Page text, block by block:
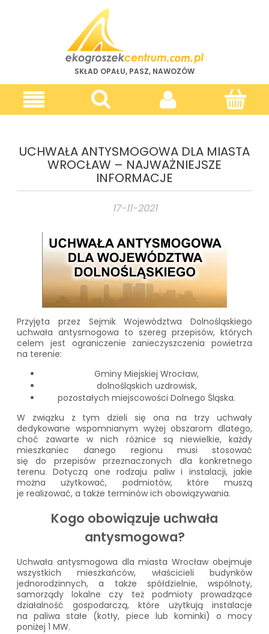
SKŁAD OPAŁU, PASZ, NAWOZÓW
UCHWAŁA ANTYSMOGOWA DLA MIASTA
WROCŁAW – NAJWAŻNIEJSZE
INFORMACJE
17-11-2021
Przyjęta przez Sejmik Województwa Dolnośląskiego
uchwała antysmogowa to szereg przepisów, których
celem jest ograniczenie zanieczyszczenia powietrza
na terenie:
Gminy Miejskiej Wrocław,
dolnośląskich uzdrowisk,
pozostałych miejscowości Dolnego Śląska.
W związku z tym dzieli się ona na trzy uchwały
dedykowane wspomnianym wyżej obszarom dlatego,
choć zawarte w nich różnice są niewielkie, każdy
mieszkaniec danego regionu musi stosować
się do przepisów przeznaczonych dla konkretnego
terenu. Dotyczą one rodzaju paliw i instalacji, jakie
można użytkować, podmiotów, które muszą
je realizować, a także terminów ich obowiązywania.
Kogo obowiązuje uchwała
antysmogowa?
Uchwała antysmogowa dla miasta Wrocław obejmuje
wszystkich mieszkańców, właścicieli budynków
jednorodzinnych, a także spółdzielnie, wspólnoty,
samorządy lokalne czy też podmioty prowadzące
działalność gospodarczą, które użytkują instalacje
na paliwa stałe (kotły, piece lub kominki) o mocy
poniżej 1 MW.